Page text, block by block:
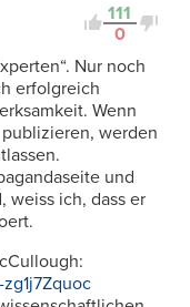
111
0
Nur noch
erfolgreich
Wenn
werden
und
weiss ich, dass er